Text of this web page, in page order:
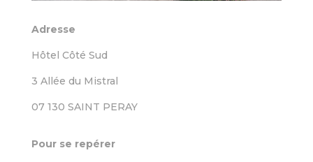
Adresse
Hôtel Côté Sud
3 Allée du Mistral
07 130 SAINT PERAY
Pour se repérer